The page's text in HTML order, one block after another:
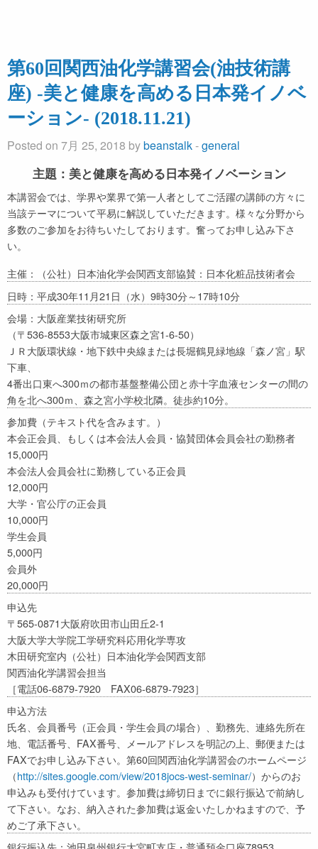
第60回関西油化学講習会(油技術講
座) -美と健康を高める日本発イノベ
ーション- (2018.11.21)
Posted on 7月 25, 2018 bybeanstalk-general
主題：美と健康を高める日本発イノベーション
本講習会では、学界や業界で第一人者としてご活躍の講師の方々に
当該テーマについて平易に解説していただきます。様々な分野から
多数のご参加をお待ちいたしております。奮ってお申し込み下さ
い。
主催：（公社）日本油化学会関西支部協賛：日本化粧品技術者会
日時：平成30年11月21日（水）9時30分～17時10分
会場：大阪産業技術研究所
（〒536-8553大阪市城東区森之宮1-6-50）
ＪＲ大阪環状線・地下鉄中央線または長堀鶴見緑地線「森ノ宮」駅
下車、
4番出口東へ300ｍの都市基盤整備公団と赤十字血液センターの間の
角を北へ300ｍ、森之宮小学校北隣。徒歩約10分。
参加費（テキスト代を含みます。）
本会正会員、もしくは本会法人会員・協賛団体会員会社の勤務者
15,000円
本会法人会員会社に勤務している正会員
12,000円
大学・官公庁の正会員
10,000円
学生会員
5,000円
会員外
20,000円
申込先
〒565-0871大阪府吹田市山田丘2-1
大阪大学大学院工学研究科応用化学専攻
木田研究室内（公社）日本油化学会関西支部
関西油化学講習会担当
［電話06-6879-7920 FAX06-6879-7923］
申込方法
氏名、会員番号（正会員・学生会員の場合）、勤務先、連絡先所在
地、電話番号、FAX番号、メールアドレスを明記の上、郵便または
FAXでお申し込み下さい。第60回関西油化学講習会のホームページ
（http://sites.google.com/view/2018jocs-west-seminar/）からのお
申込みも受付けています。参加費は締切日までに銀行振込で前納し
て下さい。なお、納入された参加費は返金いたしかねますので、予
めご了承下さい。